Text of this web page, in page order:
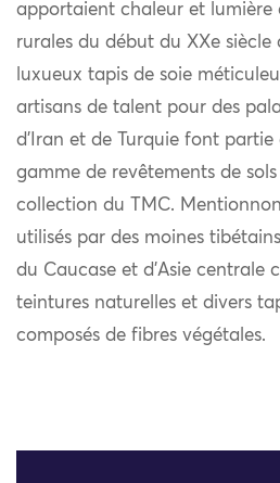
apportaient chaleur et lumière
rurales du début du XXe
luxueux tapis de soie
artisans de talent pour des
d’Iran et de Turquie font partie
gamme de revêtements de
collection du TMC.
utilisés par des moines
du Caucase et d’Asie centrale
teintures naturelles et divers
composés de fibres végétales.